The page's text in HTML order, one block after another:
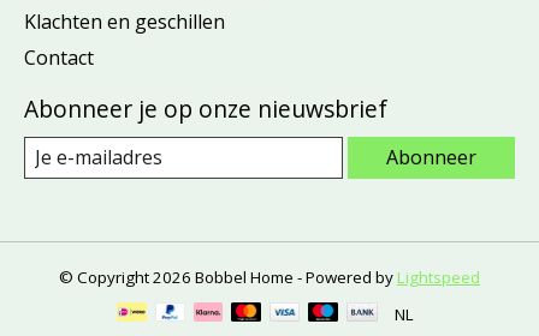
Klachten en geschillen
Contact
Abonneer je op onze nieuwsbrief
Abonneer
© Copyright 2026 Bobbel Home - Powered by Lightspeed
NL